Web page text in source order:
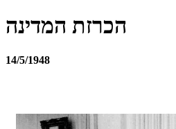
הכרזת המדינה
14/5/1948